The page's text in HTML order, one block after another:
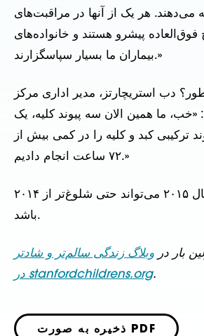
می‌دهند. هر یک از آنها در مراقبت‌های
فوق‌العاده پیشرو هستند و خانواده‌های
بیماران ما بسیار سپاسگزارند.»
دب استریچارتز، مدیر اداری مرکز
«خب، ما همین الان سه پیوند کلیه، یک
ترکیبی کبد و کلیه را در کمی بیش از
۷۲ ساعت انجام دادیم.»
به نظر می‌رسد سال ۲۰۱۵ می‌تواند حتی شلوغ‌تر از ۲۰۱۴
باشد.
بار در وبلاگ زندگی سالم‌تر و شادتر
در stanfordchildrens.org.
ذخیره به صورت PDF